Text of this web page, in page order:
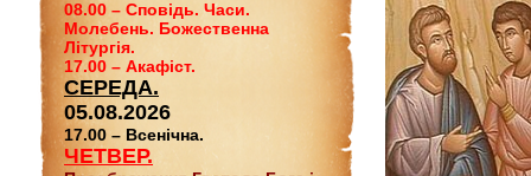
08.00 – Сповідь. Часи.
Молебень. Божественна
Літургія.
17.00 – Акафіст.
СЕРЕДА.
05.08.2026
17.00 – Всенічна.
ЧЕТВЕР.